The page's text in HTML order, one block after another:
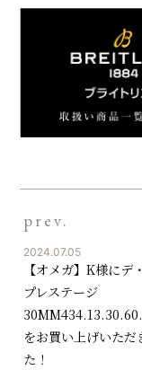
prev.
2024.07.05
【オメガ】K様にデ
プレステージ
をお買い上げいただ
た！